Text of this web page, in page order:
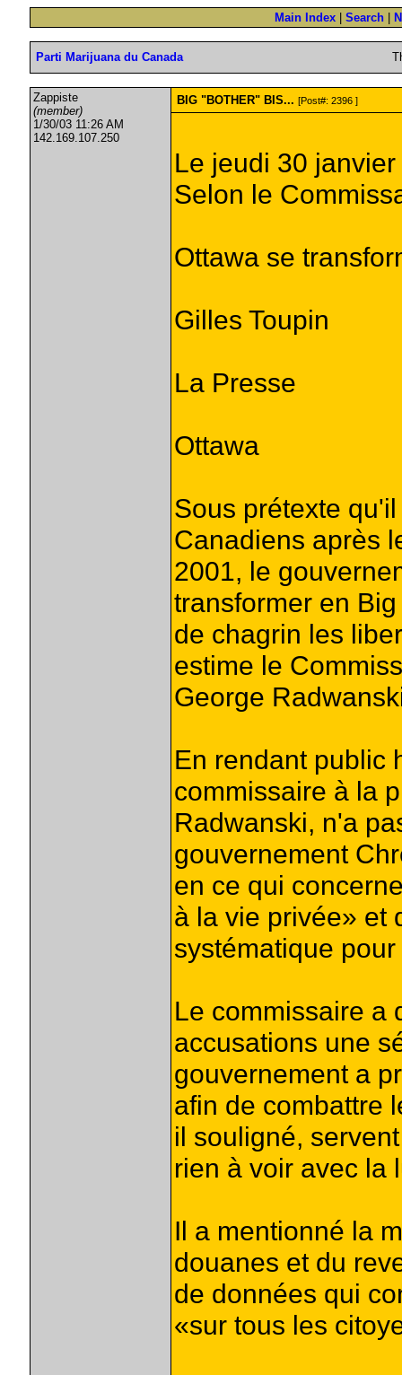
Main Index Search
Parti Marijuana du Canada
Zappiste
(member)
1/30/03 11:26 AM
142.169.107.250
BIG "BOTHER" BIS... [Post#: 2396 ]
Le jeudi 30
Selon le
Ottawa se
Gilles Toupin
La Presse
Ottawa
Sous prétexte
Canadiens après
2001, le
transformer en
de chagrin les
estime le
George
En rendant public
commissaire à la
Radwanski, n'a
gouvernement
en ce qui
à la vie privée» et
systématique
Le commissaire a
accusations une
gouvernement a
afin de combattre
il souligné,
rien à voir avec la
Il a mentionné la
douanes et du
de données qui
«sur tous les